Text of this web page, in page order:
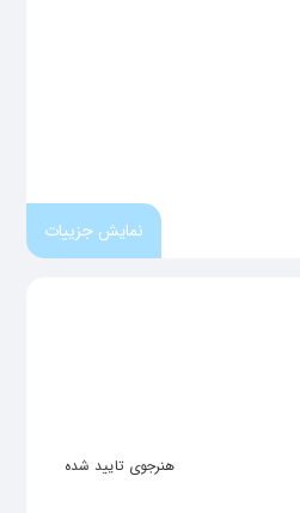
نمایش جزییات
هنرجوی تایید شده